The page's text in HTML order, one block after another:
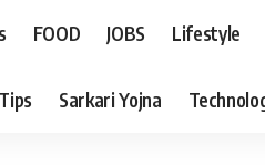
FOOD JOBS Lifestyle
Sarkari Yojna